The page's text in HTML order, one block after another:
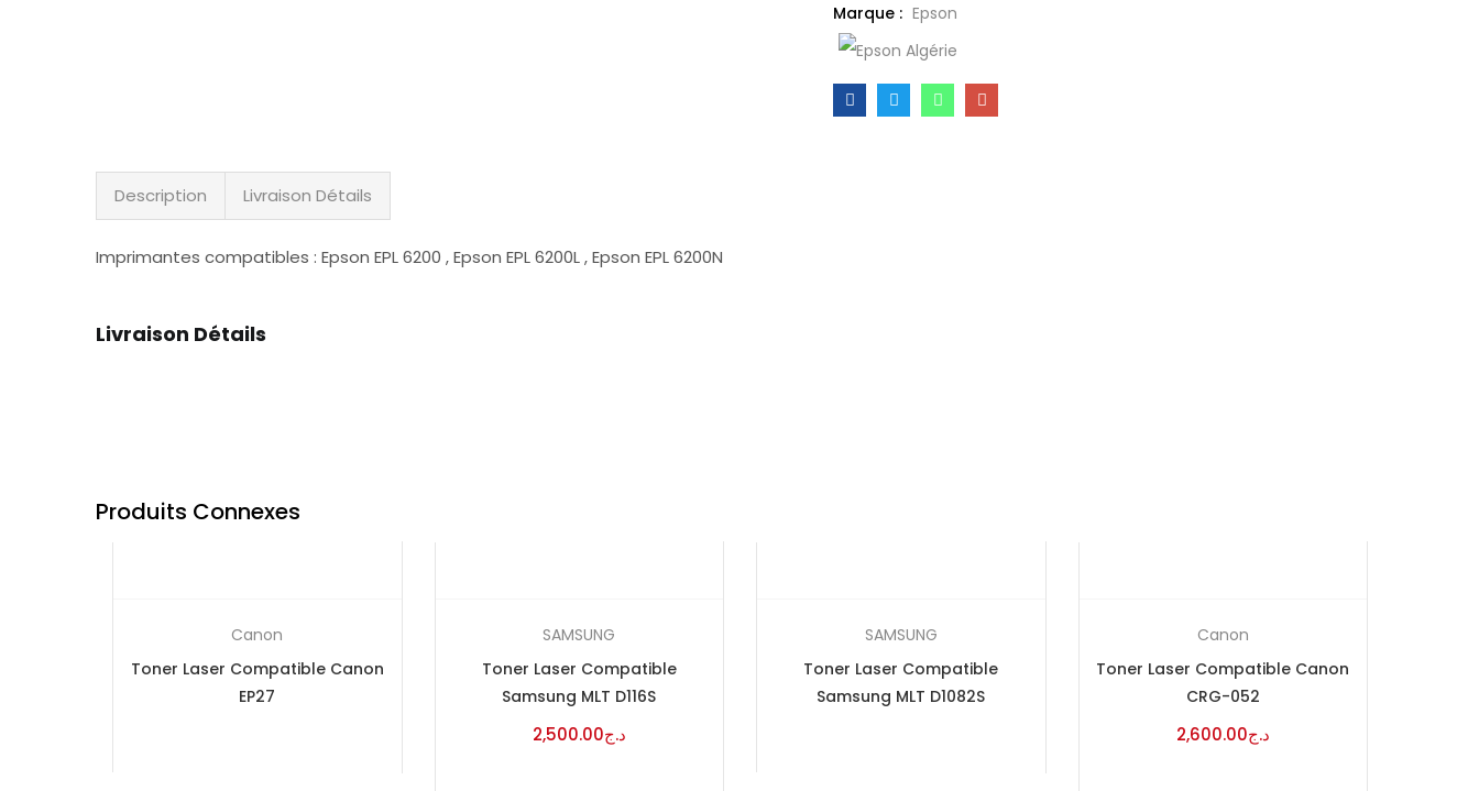
Marque : Epson
Description Livraison Détails
Imprimantes compatibles : Epson EPL 6200 , Epson EPL 6200L , Epson EPL 6200N
Livraison Détails
Produits Connexes
Canon
Toner Laser Compatible Canon
EP27
SAMSUNG
Toner Laser Compatible
Samsung MLT D116S
د.ج2,500.00
SAMSUNG
Toner Laser Compatible
Samsung MLT D1082S
Canon
Toner Laser Compatible Canon
CRG-052
د.ج2,600.00